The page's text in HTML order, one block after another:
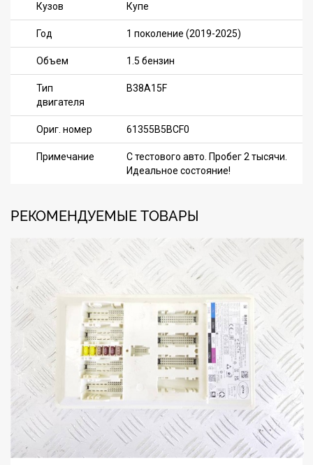
Кузов Купе
Год 1 поколение (2019-2025)
Объем 1.5 бензин
Тип
двигателя
B38A15F
Ориг. номер 61355B5BCF0
Примечание
С тестового авто. Пробег 2 тысячи.
Идеальное состояние!
РЕКОМЕНДУЕМЫЕ ТОВАРЫ